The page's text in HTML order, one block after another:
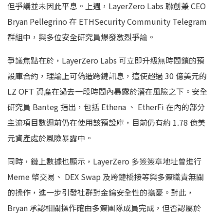
但爭議並未因此平息。上週，LayerZero Labs 聯創兼 CEO
Bryan Pellegrino 在 ETHSecurity Community Telegram
群組中，與多位安全研究員爆發激烈爭論。
爭議焦點在於，LayerZero Labs 可立即升級無時間鎖的預
設庫合約，理論上可偽造跨鏈訊息，這使超過 30 億美元的
LZ OFT 資產在過去一段時間內暴露於潛在風險之下。安全
研究員 Banteg 指出，包括 Ethena 、 EtherFi 在內的部分
主流項目數週前仍在使用該預設庫，目前仍有約 1.78 億美
元資產處於風險暴露中。
同時，鏈上數據也顯示，LayerZero 多簽簽章地址曾進行
Meme 幣交易、 DEX Swap 及跨鏈橋接等與多簽職責無關
的操作，進一步引發社群對金鑰安全性的擔憂。對此，
Bryan 承認相關操作確由多簽團隊成員完成，但否認屬於